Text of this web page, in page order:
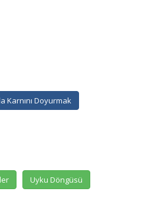
Karnını Doyurmak
Uyku Döngüsü